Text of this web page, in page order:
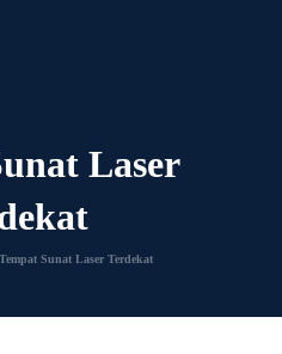
Laser
Tempat Sunat Laser Terdekat